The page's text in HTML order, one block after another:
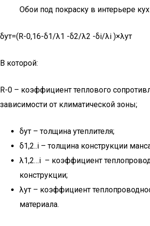
Обои под покраску в интерьере
δут=(R-0,16-δ1/λ1 -δ2/λ2 -δi/λi )×λут
В которой:
R-0 – коэффициент теплового
зависимости от климатической зоны;
δут – толщина утеплителя;
δ1,2..i – толщина конструкции
λ1,2…i – коэффициент
конструкции;
λут – коэффициент
материала.